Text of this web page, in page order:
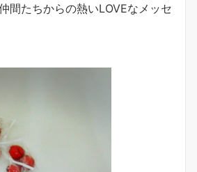
間たちからの熱いLOVEなメッセ